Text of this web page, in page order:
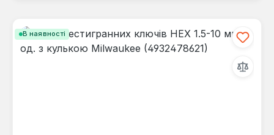
В наявності